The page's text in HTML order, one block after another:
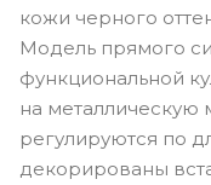
кожи черного
Модель прямого
функциональной
на металлическую
регулируются по
декорированы